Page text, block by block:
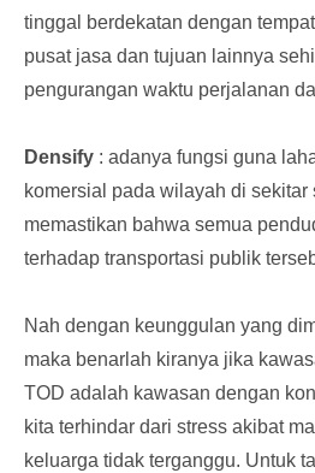
tinggal berdekatan dengan
pusat jasa dan tujuan lainnya
pengurangan waktu perjalanan
Densify : adanya fungsi guna
komersial pada wilayah di sekitar
memastikan bahwa semua
terhadap transportasi publik
Nah dengan keunggulan yang
maka benarlah kiranya jika
TOD adalah kawasan dengan
kita terhindar dari stress akibat
keluarga tidak terganggu. Untuk